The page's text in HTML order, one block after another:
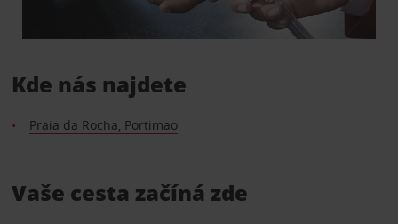
Kde nás najdete
Praia da Rocha, Portimao
Vaše cesta začíná zde